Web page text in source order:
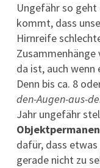
Ungefähr so geht
kommt, dass
Hirnreife
Zusammenhänge
da ist, auch
Denn bis ca. 8
den-Augen-aus-
Jahr ungefähr
dafür, dass
gerade nicht zu